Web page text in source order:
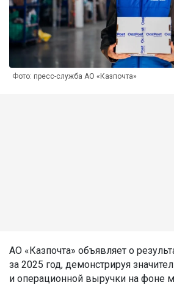
Фото: пресс-служба АО «Казпочта»
АО «Казпочта» объявляет о
за 2025 год, демонстрируя
и операционной выручки на фоне